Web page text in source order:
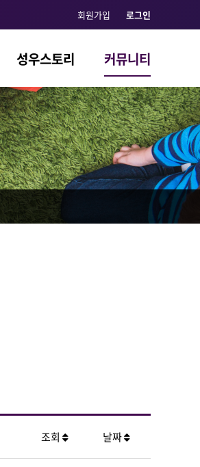
회원가입 로그인
성우스토리 커뮤니티
조회 날짜